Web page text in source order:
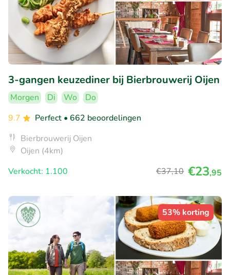
3-gangen keuzediner bij Bierbrouwerij Oijen
Morgen Di Wo
Do
9.7
Perfect • 662 beoordelingen
Bierbrouwerij Oijen
Oijen (4km)
Verkocht: 1.100
€37,10 €23,95
53% korting